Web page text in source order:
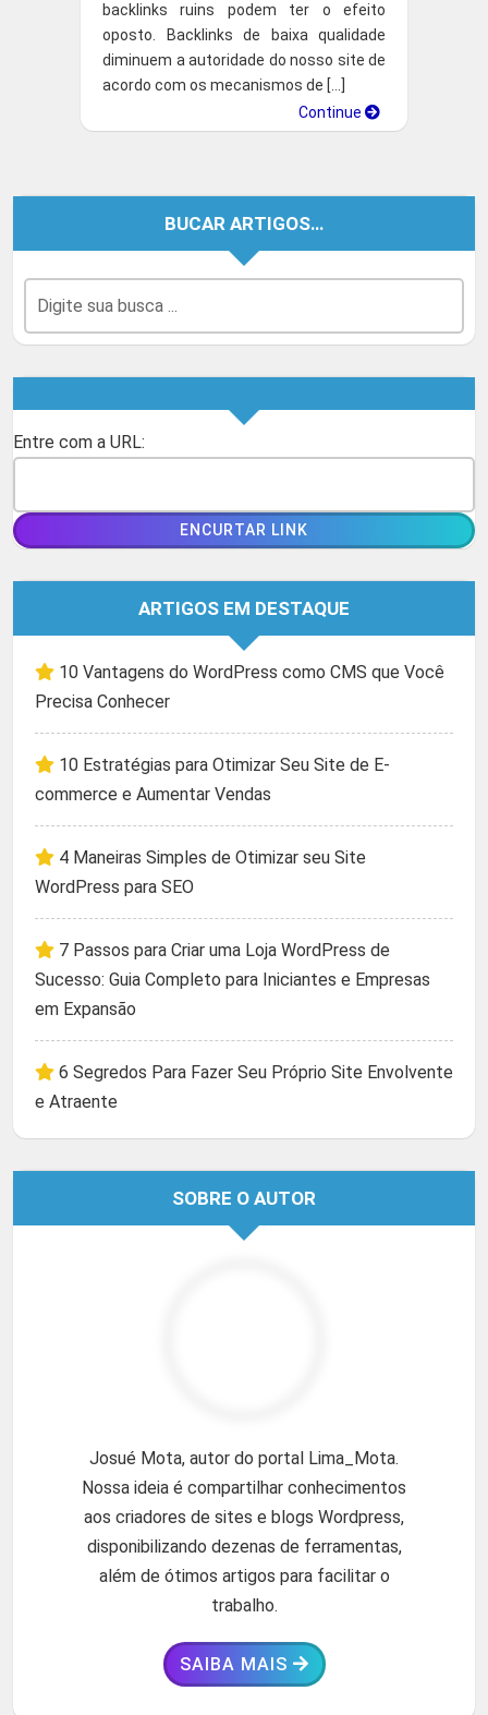
backlinks ruins podem ter o efeito
oposto. Backlinks de baixa qualidade
diminuem a autoridade do nosso site de
acordo com os mecanismos de […]
Continue
BUCAR ARTIGOS…
Entre com a URL:
ARTIGOS EM DESTAQUE
10 Vantagens do WordPress como CMS que Você
Precisa Conhecer
10 Estratégias para Otimizar Seu Site de E-
commerce e Aumentar Vendas
4 Maneiras Simples de Otimizar seu Site
WordPress para SEO
7 Passos para Criar uma Loja WordPress de
Sucesso: Guia Completo para Iniciantes e Empresas
em Expansão
6 Segredos Para Fazer Seu Próprio Site Envolvente
e Atraente
SOBRE O AUTOR
Josué Mota, autor do portal Lima_Mota.
Nossa ideia é compartilhar conhecimentos
aos criadores de sites e blogs Wordpress,
disponibilizando dezenas de ferramentas,
além de ótimos artigos para facilitar o
trabalho.
SAIBA MAIS